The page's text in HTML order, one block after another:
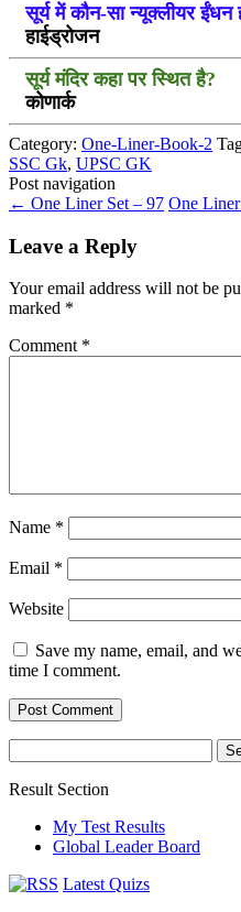
सूर्य में कौन-सा न्यूक्लीयर ईंधन
हाईड्रोजन
सूर्य मंदिर कहा पर स्थित है?
कोणार्क
Category: One-Liner-Book-2
SSC Gk, UPSC GK
Post navigation
← One Liner Set – 97 One
Leave a Reply
Your email address will not be
marked *
Comment *
Name *
Email *
Website
Save my name, email, and
time I comment.
for:
Result Section
My Test Results
Global Leader Board
Latest Quizs